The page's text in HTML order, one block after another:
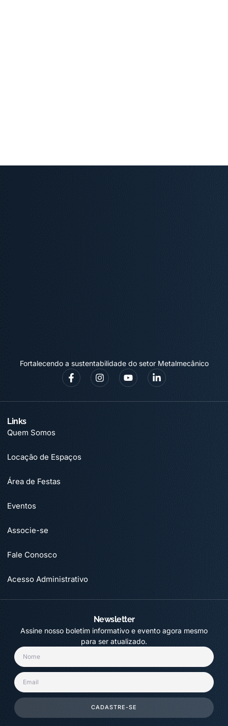
Fortalecendo a sustentabilidade do setor Metalmecânico
Links
Quem Somos
Locação de Espaços
Área de Festas
Eventos
Associe-se
Fale Conosco
Acesso Administrativo
Newsletter
Assine nosso boletim informativo e evento agora mesmo
para ser atualizado.
CADASTRE-SE